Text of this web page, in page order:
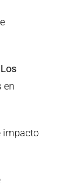
Los
en
impacto